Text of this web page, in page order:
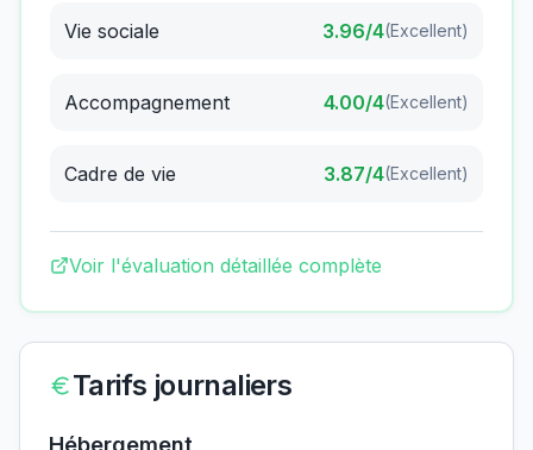
Vie sociale 3.96/4(Excellent)
Accompagnement 4.00/4(Excellent)
Cadre de vie 3.87/4(Excellent)
Voir l'évaluation détaillée complète
Tarifs journaliers
Hébergement